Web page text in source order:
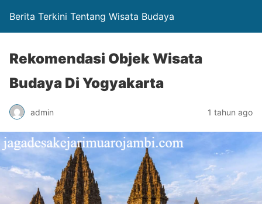
Berita Terkini Tentang Wisata Budaya
Rekomendasi Objek Wisata
Budaya Di Yogyakarta
admin 1 tahun ago